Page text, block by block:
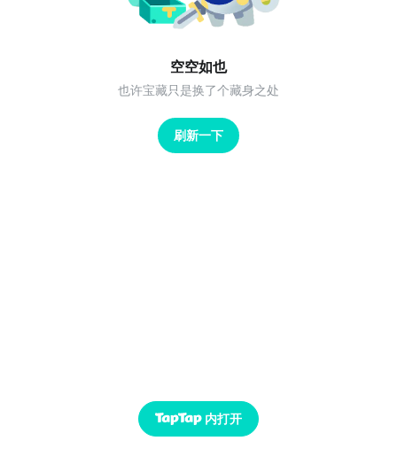
空空如也
也许宝藏只是换了个藏身之处
刷新一下
内打开